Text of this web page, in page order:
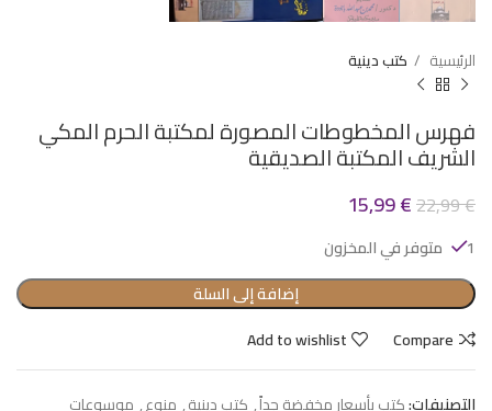
الرئيسية كتب دينية
فهرس المخطوطات المصورة لمكتبة الحرم المكي
الشريف المكتبة الصديقية
22,99€
15,99€
1 متوفر في المخزون
إضافة إلى السلة
Compare
Add to wishlist
التصنيفات:كتب بأسعار مخفضة جداً, كتب دينية, منوع, موسوعات